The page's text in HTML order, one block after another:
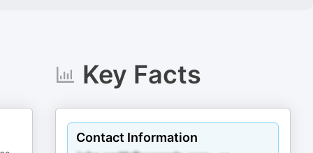
Key Facts
Contact Information